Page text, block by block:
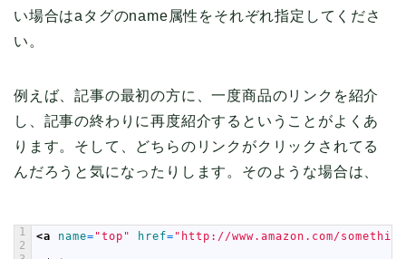
い場合はaタグのname属性をそれぞれ指定してくださ
い。
例えば、記事の最初の方に、一度商品のリンクを紹介
し、記事の終わりに再度紹介するということがよくあ
ります。そして、どちらのリンクがクリックされてる
んだろうと気になったりします。そのような場合は、
1
2
<a name= "top" href= "http://www.amazon.com/